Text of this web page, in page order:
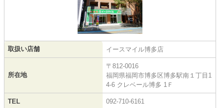
取扱い店舗 イースマイル博多店
所在地
〒812-0016
福岡県福岡市博多区博多駅南１丁目1
4-6 クレベール博多 1Ｆ
TEL 092-710-6161